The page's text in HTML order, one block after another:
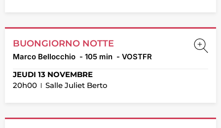
JEUDI 13 NOVEMBRE
20h00
Salle Juliet Berto
BUONGIORNO NOTTE
Marco Bellocchio - 105 min - VOSTFR